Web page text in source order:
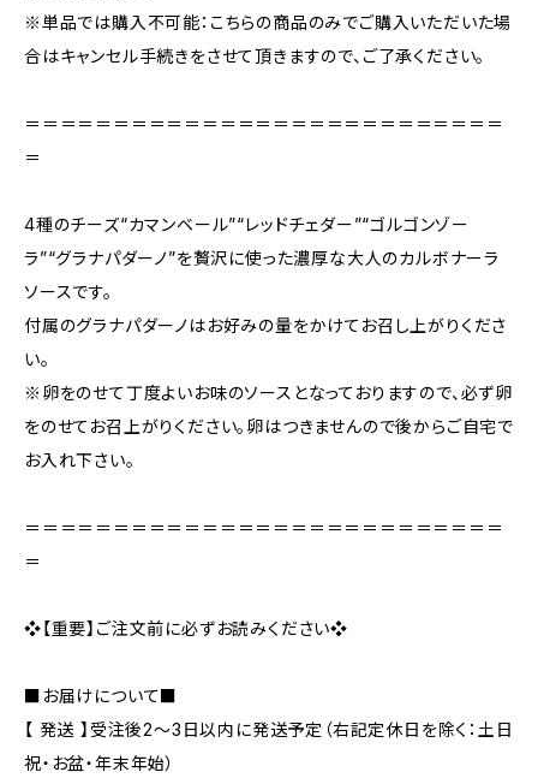
※単品では購入不可能：こちらの商品のみでご購入いただいた場
合はキャンセル手続きをさせて頂きますので、ご了承ください。
＝＝＝＝＝＝＝＝＝＝＝＝＝＝＝＝＝＝＝＝＝＝＝＝＝＝＝
＝
4種のチーズ“カマンベール”“レッドチェダー”“ゴルゴンゾー
ラ”“グラナパダーノ”を贅沢に使った濃厚な大人のカルボナーラ
ソースです。
付属のグラナパダーノはお好みの量をかけてお召し上がりくださ
い。
※卵をのせて丁度よいお味のソースとなっておりますので、必ず卵
をのせてお召上がりください。卵はつきませんので後からご自宅で
お入れ下さい。
＝＝＝＝＝＝＝＝＝＝＝＝＝＝＝＝＝＝＝＝＝＝＝＝＝＝＝
＝
❖【重要】ご注文前に必ずお読みください❖
■お届けについて■
【 発送 】受注後2～3日以内に発送予定（右記定休日を除く：土日
祝・お盆・年末年始）